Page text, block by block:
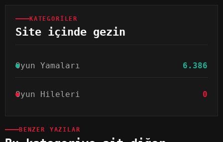
KATEGORILER
Site içinde gezin
Oyun Yamaları 6.386
Oyun Hileleri 0
BENZER YAZILAR